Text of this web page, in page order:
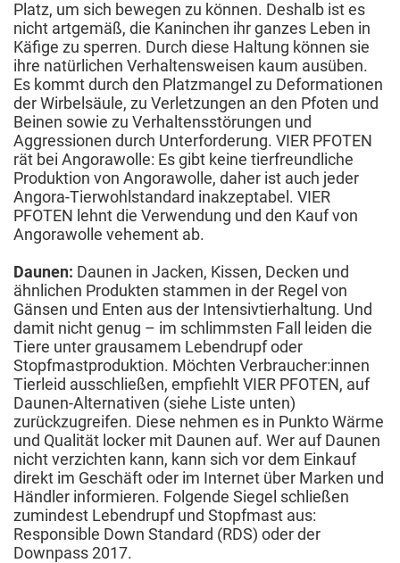
Platz, um sich bewegen zu können. Deshalb ist es
nicht artgemäß, die Kaninchen ihr ganzes Leben in
Käfige zu sperren. Durch diese Haltung können sie
ihre natürlichen Verhaltensweisen kaum ausüben.
Es kommt durch den Platzmangel zu Deformationen
der Wirbelsäule, zu Verletzungen an den Pfoten und
Beinen sowie zu Verhaltensstörungen und
Aggressionen durch Unterforderung. VIER PFOTEN
rät bei Angorawolle: Es gibt keine tierfreundliche
Produktion von Angorawolle, daher ist auch jeder
Angora-Tierwohlstandard inakzeptabel. VIER
PFOTEN lehnt die Verwendung und den Kauf von
Angorawolle vehement ab.
Daunen: Daunen in Jacken, Kissen, Decken und
ähnlichen Produkten stammen in der Regel von
Gänsen und Enten aus der Intensivtierhaltung. Und
damit nicht genug – im schlimmsten Fall leiden die
Tiere unter grausamem Lebendrupf oder
Stopfmastproduktion. Möchten Verbraucher:innen
Tierleid ausschließen, empfiehlt VIER PFOTEN, auf
Daunen-Alternativen (siehe Liste unten)
zurückzugreifen. Diese nehmen es in Punkto Wärme
und Qualität locker mit Daunen auf. Wer auf Daunen
nicht verzichten kann, kann sich vor dem Einkauf
direkt im Geschäft oder im Internet über Marken und
Händler informieren. Folgende Siegel schließen
zumindest Lebendrupf und Stopfmast aus:
Responsible Down Standard (RDS) oder der
Downpass 2017.